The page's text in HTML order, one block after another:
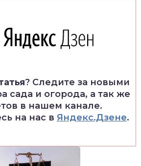
? Следите за новыми
сада и огорода, а так же
в нашем канале.
на нас в Яндекс.Дзене.